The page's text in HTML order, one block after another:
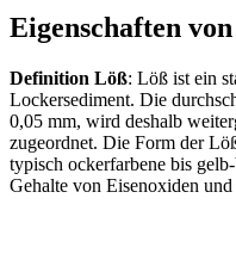
Eigenschaften
Definition Löß: Löß ist ein
Lockersediment. Die
0,05 mm, wird deshalb
zugeordnet. Die Form der
typisch ockerfarbene bis
Gehalte von Eisenoxiden